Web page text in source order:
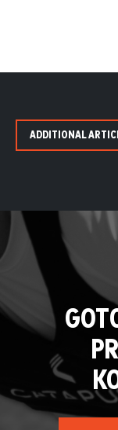
ADDITIONAL